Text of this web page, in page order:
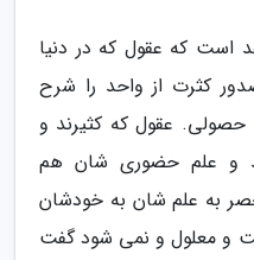
است که عقول که در دنیا
کثرت از واحد را شرح
عقول که کثیرند و
و علم حضوری شان هم
به علم شان به خودشان
و معلول و نمی شود گفت